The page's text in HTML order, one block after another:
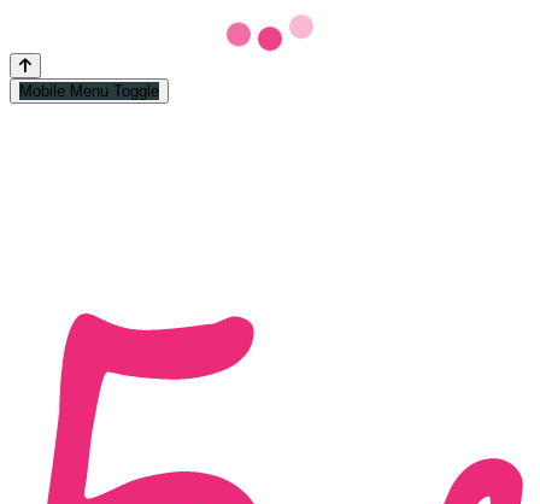
Mobile Menu Toggle